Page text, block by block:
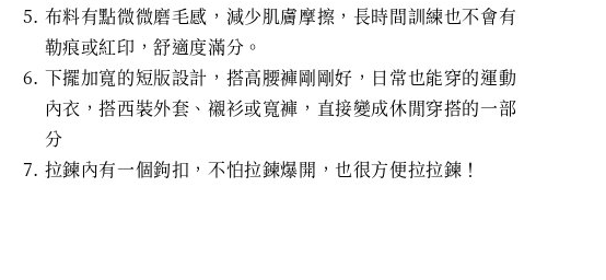
布料有點微微磨毛感，減少肌膚摩擦，長時間訓練也不會有
勒痕或紅印，舒適度滿分。
下擺加寬的短版設計，搭高腰褲剛剛好，日常也能穿的運動
內衣，搭西裝外套、襯衫或寬褲，直接變成休閒穿搭的一部
分
拉鍊內有一個鉤扣，不怕拉鍊爆開，也很方便拉拉鍊！